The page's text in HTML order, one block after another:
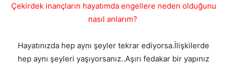
Çekirdek inançların hayatımda engellere neden olduğunu
nasıl anlarım?
Hayatınızda hep aynı şeyler tekrar ediyorsa.İlişkilerde
hep aynı şeyleri yaşıyorsanız..Aşırı fedakar bir yapınız